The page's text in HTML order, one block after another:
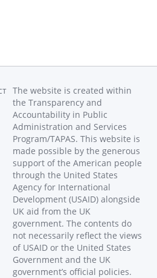
The website is created within
the Transparency and
Accountability in Public
Administration and Services
Program/TAPAS. This website is
made possible by the generous
support of the American people
through the United States
Agency for International
Development (USAID) alongside
UK aid from the UK
government. The contents do
not necessarily reflect the views
of USAID or the United States
Government and the UK
government’s official policies.